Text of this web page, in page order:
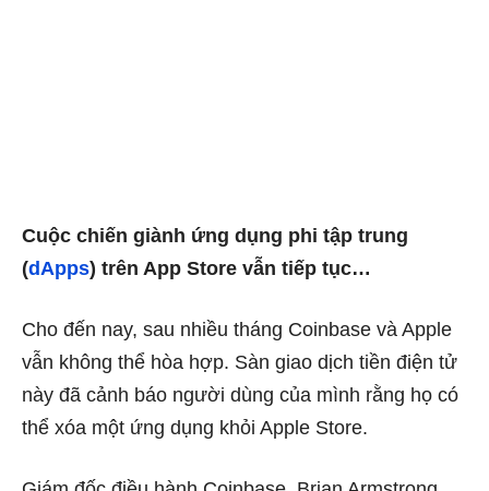
Cuộc chiến giành ứng dụng phi tập trung
(dApps) trên App Store vẫn tiếp tục…
Cho đến nay, sau nhiều tháng Coinbase và Apple
vẫn không thể hòa hợp. Sàn giao dịch tiền điện tử
này đã cảnh báo người dùng của mình rằng họ có
thể xóa một ứng dụng khỏi Apple Store.